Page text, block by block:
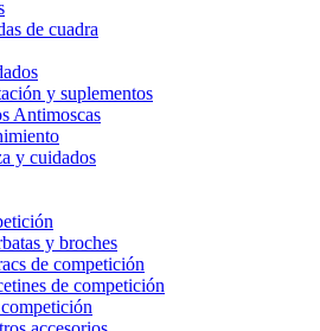
de cuadra
y suplementos
Antimoscas
y cuidados
y broches
de competición
de competición